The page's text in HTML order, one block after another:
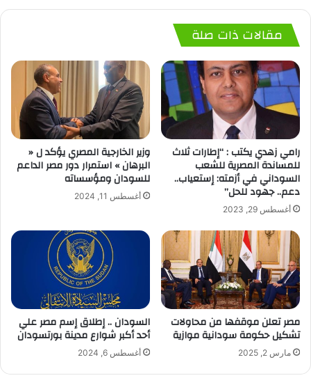
مقالات ذات صلة
رامي زهدي يكتب : “إطارات ثلاث
للمساندة المصرية للشعب
السوداني في أزمته: إستعياب..
دعم.. جهود للحل”
أغسطس 29, 2023
وزير الخارجية المصري يؤكد ل «
البرهان » استمرار دور مصر الداعم
للسودان ومؤسساته
أغسطس 11, 2024
مصر تعلن موقفها من محاولات
تشکیل حكومة سودانية موازية
مارس 2, 2025
السودان .. إطلاق إسم مصر علي
أحد أكبر شوارع مدينة بورتسودان
أغسطس 6, 2024